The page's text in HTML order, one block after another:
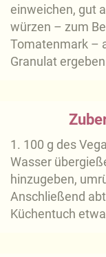
einweichen, gut
würzen – zum
Tomatenmark –
Granulat
1. 100 g des
Wasser
hinzugeben,
Anschließend
Küchentuch